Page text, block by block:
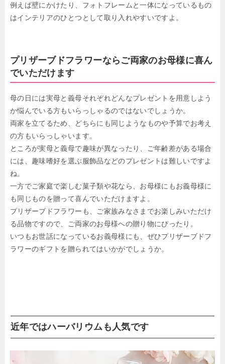
例えば壁にかけたり、フォトフレームと一体になっているもの
はインテリアのひとつとして取り入れやすいですよ。
プリザーブドフラワーならご両家のお母様に喜ん
でいただけます
母の日には実母と義母それぞれどんなプレゼントを用意しよう
か悩んでいる方もいらっしゃるのではないでしょうか。
両家を立てるため、どちらにも同じようなものや予算でお考え
の方もいらっしゃいます。
ところが実母と義母で趣味が異なったり、ご年齢差がある場合
には、趣味嗜好を選ぶ服飾品などのプレゼントは難しいですよ
ね。
一方でご家庭で楽しむ菓子類や花なら、お母様にもお義母様に
も同じものを贈って喜んでいただけますよ。
プリザーブドフラワーも、ご家族みなさまでお楽しみいただけ
る品物ですので、ご両家のお母様への贈り物にぴったり。
いつもお世話になっているお義母様にも、ぜひプリザーブドフ
ラワーのギフトを贈られてはいかがでしょうか。
近年ではハーバリウムも人気です